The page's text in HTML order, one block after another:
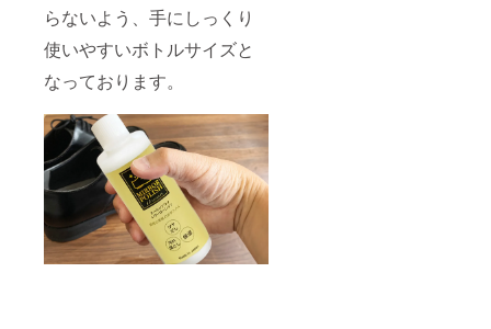
らないよう、手にしっくり
使いやすいボトルサイズと
なっております。